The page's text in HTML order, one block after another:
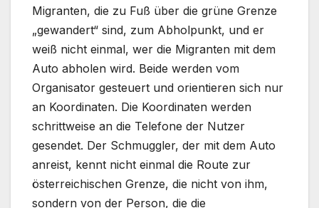
Migranten, die zu Fuß über die grüne Grenze
„gewandert“ sind, zum Abholpunkt, und er
weiß nicht einmal, wer die Migranten mit dem
Auto abholen wird. Beide werden vom
Organisator gesteuert und orientieren sich nur
an Koordinaten. Die Koordinaten werden
schrittweise an die Telefone der Nutzer
gesendet. Der Schmuggler, der mit dem Auto
anreist, kennt nicht einmal die Route zur
österreichischen Grenze, die nicht von ihm,
sondern von der Person, die die